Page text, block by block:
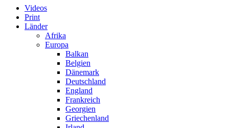
Videos
Print
Länder
Afrika
Europa
Balkan
Belgien
Dänemark
Deutschland
England
Frankreich
Georgien
Griechenland